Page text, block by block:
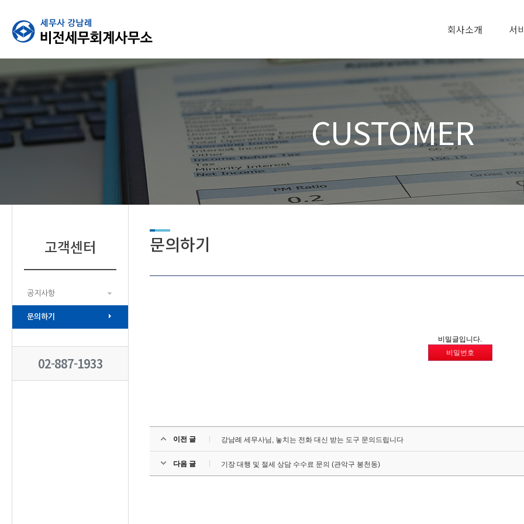
회사소개 서
CUSTOMER
고객센터
공지사항
문의하기
02-887-1933
문의하기
비밀글입니다.
비밀번호
이전 글 강남례 세무사님, 놓치는 전화 대신 받는 도구 문의드립니다
다음 글 기장 대행 및 절세 상담 수수료 문의 (관악구 봉천동)